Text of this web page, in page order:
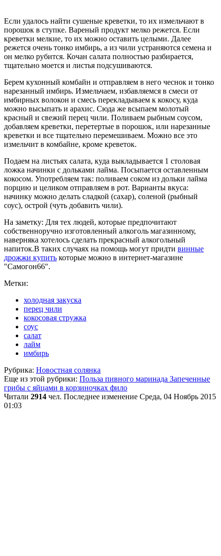
Если удалось найти сушеные креветки, то их измельчают в
порошок в ступке. Вареный продукт мелко режется. Если
креветки мелкие, то их можно оставить целыми. Далее
режется очень тонко имбирь, а из чили устраняются семена и
он мелко рубится. Кочан салата полностью разбирается,
тщательно моется и листья подсушиваются.
Берем кухонный комбайн и отправляем в него чеснок и тонко
нарезанный имбирь. Измельчаем, избавляемся в смеси от
имбирных волокон и смесь перекладываем к кокосу, куда
можно высыпать и арахис. Сюда же всыпаем молотый
красный и свежий перец чили. Поливаем рыбным соусом,
добавляем креветки, перетертые в порошок, или нарезанные
креветки и все тщательно перемешиваем. Можно все это
измельчит в комбайне, кроме креветок.
Подаем на листьях салата, куда выкладывается 1 столовая
ложка начинки с дольками лайма. Посыпается оставленным
кокосом. Употребляем так: поливаем соком из дольки лайма
порцию и целиком отправляем в рот. Варианты вкуса:
начинку можно делать сладкой (сахар), соленой (рыбный
соус), острой (чуть добавить чили).
На заметку: Для тех людей, которые предпочитают
собственноручно изготовленный алкоголь магазинному,
наверняка хотелось сделать прекрасный алкогольный
напиток.В таких случаях на помощь могут придти винные
дрожжи купить которые можно в интернет-магазине
"Самогон66".
Метки:
холодная закуска
перец чили
кокосовая стружка
соус
салат
лайм
имбирь
Рубрика: Новостная солянка
Еще из этой рубрики: Польза пивного маринада Запеченные
грибы с яйцами в корзиночках фило
Читали 2914 чел. Последнее изменение Среда, 04 Ноябрь 2015
01:03